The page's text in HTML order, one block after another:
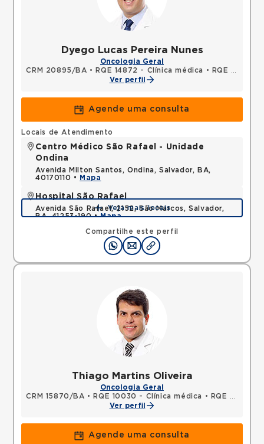
Dyego Lucas Pereira Nunes
Oncologia Geral
CRM 20895/BA • RQE 14872 - Clínica médica •
RQE 14873 - Oncologia clínica
Ver perfil
Agende uma consulta
Compartilhe este perfil
Locais de Atendimento
Centro Médico São Rafael - Unidade
Ondina
Avenida Milton Santos, Ondina, Salvador, BA,
40170110 •
Mapa
Hospital São Rafael
Avenida São Rafael, 2152, São Marcos, Salvador,
BA, 41253-190 •Mapa
Veja mais locais
Thiago Martins Oliveira
Oncologia Geral
CRM 15870/BA • RQE 10030 - Clínica médica •
RQE 10031 - Oncologia clínica
Ver perfil
Agende uma consulta